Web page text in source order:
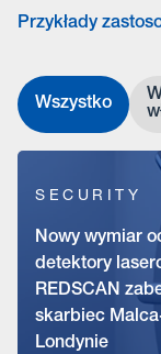
Przykłady
SECURITY
Nowy wymiar
detektory
REDSCAN
skarbiec
Londynie
Wszystko